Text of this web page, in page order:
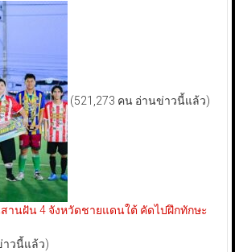
(521,273 คน อ่านข่าวนี้แล้ว)
านฝัน 4 จังหวัดชายแดนใต้ คัดไปฝึกทักษะ
าวนี้แล้ว)